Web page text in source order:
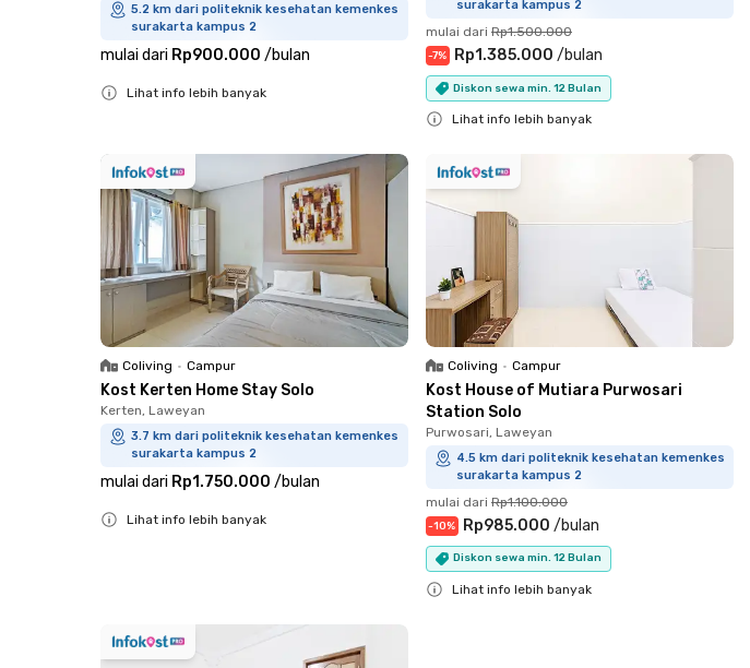
5.2 km dari politeknik kesehatan kemenkes
surakarta kampus 2
mulai dari Rp900.000 /bulan
Lihat info lebih banyak
surakarta kampus 2
mulai dari Rp1.500.000
-7% Rp1.385.000 /bulan
Diskon sewa min. 12 Bulan
Lihat info lebih banyak
Coliving • Campur
Kost Kerten Home Stay Solo
Kerten, Laweyan
3.7 km dari politeknik kesehatan kemenkes
surakarta kampus 2
mulai dari Rp1.750.000 /bulan
Lihat info lebih banyak
Coliving • Campur
Kost House of Mutiara Purwosari
Station Solo
Purwosari, Laweyan
4.5 km dari politeknik kesehatan kemenkes
surakarta kampus 2
mulai dari Rp1.100.000
-10% Rp985.000 /bulan
Diskon sewa min. 12 Bulan
Lihat info lebih banyak